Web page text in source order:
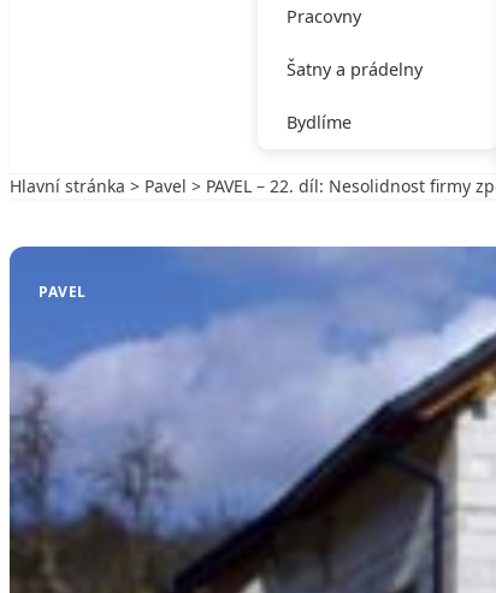
Pracovny
Šatny a prádelny
Bydlíme
Hlavní stránka > Pavel > PAVEL – 22. díl: Nesolidnost firmy
PAVEL